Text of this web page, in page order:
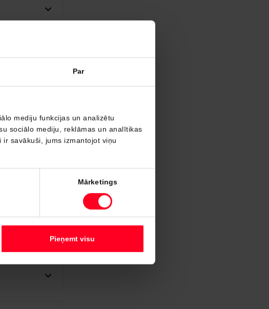
Par
mediju funkcijas un analizētu
sociālo mediju, reklāmas un analītikas
savākuši, jums izmantojot viņu
Mārketings
Pieņemt visu